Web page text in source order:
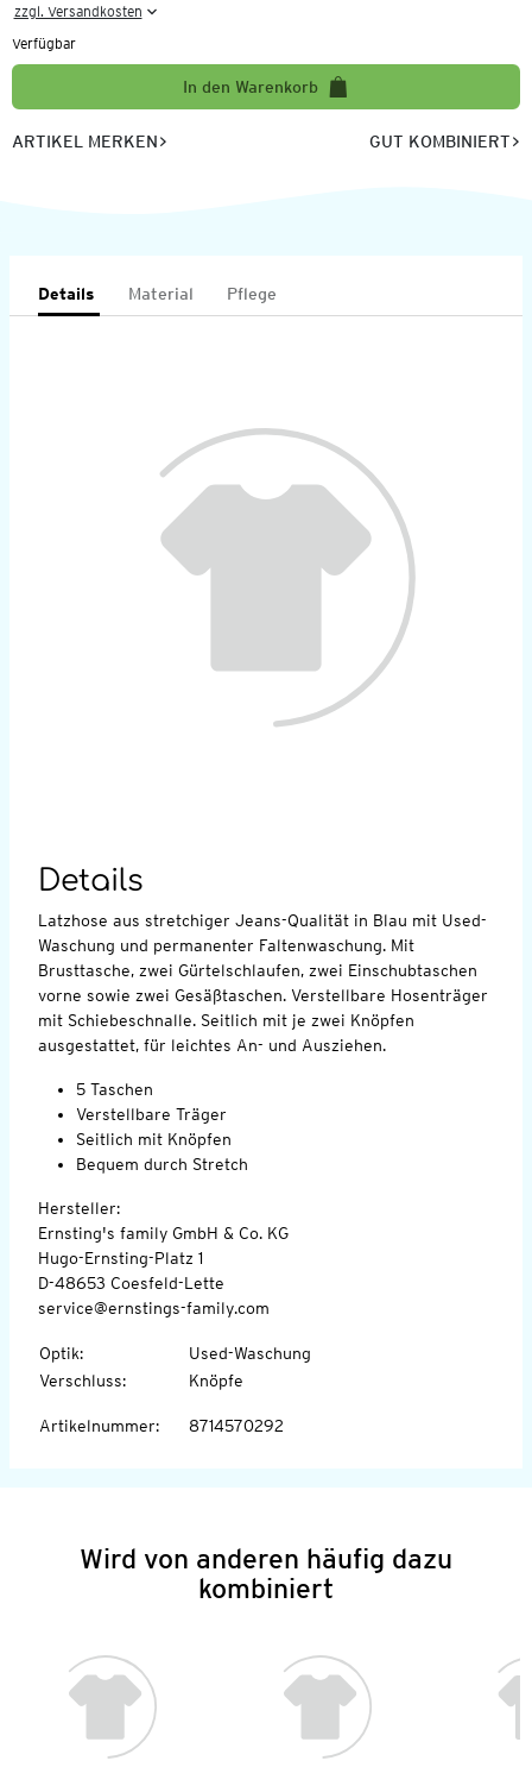
zzgl. Versandkosten
Verfügbar
In den Warenkorb
ARTIKEL MERKEN GUT KOMBINIERT
Details Material Pflege
Details
Latzhose aus stretchiger Jeans-Qualität in Blau mit Used-
Waschung und permanenter Faltenwaschung. Mit
Brusttasche, zwei Gürtelschlaufen, zwei Einschubtaschen
vorne sowie zwei Gesäßtaschen. Verstellbare Hosenträger
mit Schiebeschnalle. Seitlich mit je zwei Knöpfen
ausgestattet, für leichtes An- und Ausziehen.
5 Taschen
Verstellbare Träger
Seitlich mit Knöpfen
Bequem durch Stretch
Hersteller:
Ernsting's family GmbH & Co. KG
Hugo-Ernsting-Platz 1
D-48653 Coesfeld-Lette
service@ernstings-family.com
Optik:
Used-Waschung
Verschluss: Knöpfe
Artikelnummer: 8714570292
Wird von anderen häufig dazu
kombiniert